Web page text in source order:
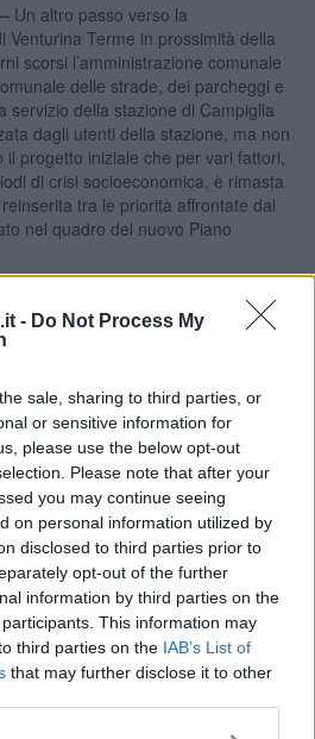
- Do Not Process My
sale, sharing to third parties, or
or sensitive information for
please use the below opt-out
Please note that after your
you may continue seeing
on personal information utilized by
disclosed to third parties prior to
opt-out of the further
information by third parties on the
participants. This information may
third parties on the IAB’s List of
that may further disclose it to other
Un altro passo verso la
Venturina Terme in prossimità della
scorsi l’amministrazione comunale
delle strade, dei parcheggi e
servizio della stazione di Campiglia
dagli utenti della stazione, ma non
progetto iniziale che per vari fattori,
di crisi socioeconomica, è rimasta
tra le priorità affrontate dal
nel quadro del nuovo Piano
progetto esecutivo in linea tecnica e
Settore 3 di procedere con gli atti
ha illustrato Iacopo Bernardini,
e lavori pubblici - entra
di riqualificazione che
scorsi e per il quale abbiamo
di 210mila euro, ai quali si
dal Comune , che consentirà
ai servizi strategica per la
variante Aurelia, del porto di
ferroviaria. Più in generale – ha
permetterà di valorizzare l’intera
gli spazi che saranno riqualificati sono